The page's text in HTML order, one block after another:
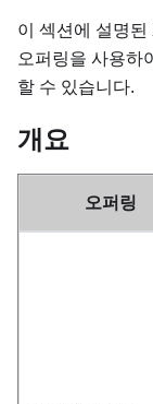
이 섹션에 설명된
오퍼링을 사용하
할 수 있습니다.
개요
오퍼링